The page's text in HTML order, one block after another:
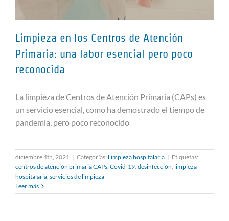
Atención Primaria: una labor
esencial pero poco reconocida
Limpieza en los Centros de Atención
Primaria: una labor esencial pero poco
reconocida
La limpieza de Centros de Atención Primaria (CAPs) es
un servicio esencial, como ha demostrado el tiempo de
pandemia, pero poco reconocido
diciembre 4th, 2021 | Categorías: Limpieza hospitalaria | Etiquetas:
centros de atención primaria CAPs, Covid-19, desinfección, limpieza
hospitalaria, servicios de limpieza
Leer más